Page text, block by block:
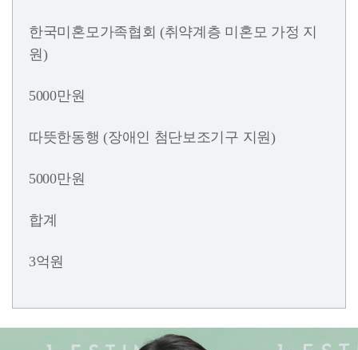
한국미혼모가족협회 (취약계층 미혼모 가정 지
원)
5000만원
따뜻한동행 (장애인 첨단보조기구 지원)
5000만원
합계
3억원